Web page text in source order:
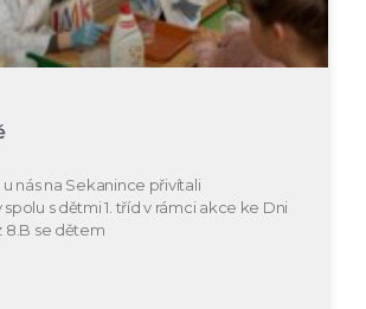
nás na Sekanince přivítali
s dětmi 1. tříd v rámci akce ke Dni
8.B se dětem